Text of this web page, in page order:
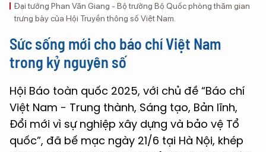
Đại tướng Phan Văn Giang - Bộ trưởng Bộ Quốc phòng thăm gian
trưng bày của Hội Truyền thông số Việt Nam.
Sức sống mới cho báo chí Việt Nam
trong kỷ nguyên số
Hội Báo toàn quốc 2025, với chủ đề “Báo chí
Việt Nam - Trung thành, Sáng tạo, Bản lĩnh,
Đổi mới vì sự nghiệp xây dựng và bảo vệ Tổ
quốc”, đã bế mạc ngày 21/6 tại Hà Nội, khép